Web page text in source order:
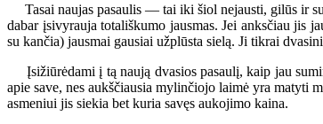
Tasai naujas pasaulis — tai iki šiol nejausti, gilūs ir
dabar įsivyrauja totališkumo jausmas. Jei anksčiau jis
su kančia) jausmai gausiai užplūsta sielą. Ji tikrai
Įsižiūrėdami į tą naują dvasios pasaulį, kaip jau
apie save, nes aukščiausia mylinčiojo laimė yra
asmeniui jis siekia bet kuria savęs aukojimo kaina.